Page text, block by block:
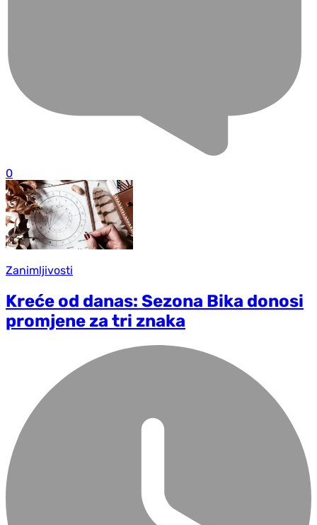
0
Zanimljivosti
Kreće od danas: Sezona Bika donosi
promjene za tri znaka